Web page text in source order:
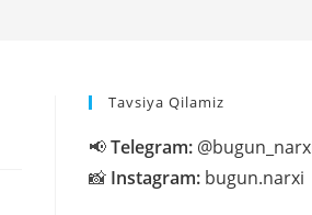
Tavsiya Qilamiz
📢Telegram:
📸 Instagram: bugun.narxi